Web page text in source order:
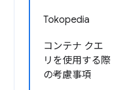
Tokopedia
コンテナ クエ
リを使用する際
の考慮事項